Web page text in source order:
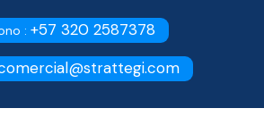
: +57 320 2587378